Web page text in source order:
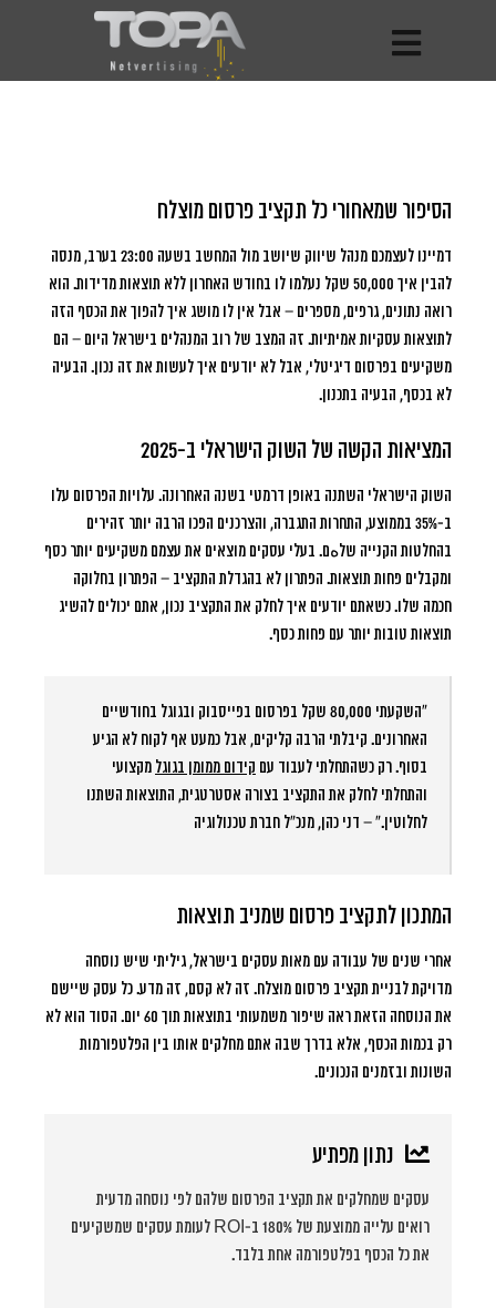
הסיפור שמאחורי כל תקציב פרסום מוצלח
דמיינו לעצמכם מנהל שיווק שיושב מול המחשב בשעה 23:00 בערב, מנסה
להבין איך 50,000 שקל נעלמו לו בחודש האחרון ללא תוצאות מדידות.
הוא
רואה נתונים, גרפים, מספרים – אבל אין לו מושג איך להפוך את הכסף הזה
לתוצאות עסקיות אמיתיות. זה המצב של רוב המנהלים בישראל היום – הם
משקיעים בפרסום דיגיטלי, אבל לא יודעים איך לעשות את זה נכון. הבעיה
לא בכסף, הבעיה בתכנון.
המציאות הקשה של השוק הישראלי ב-2025
השוק הישראלי השתנה באופן דרמטי בשנה האחרונה. עלויות הפרסום עלו
ב-35% בממוצע
, התחרות התגברה, והצרכנים הפכו הרבה יותר זהירים
בהחלטות הקנייה שלهם. בעלי עסקים מוצאים את עצמם משקיעים יותר כסף
ומקבלים פחות תוצאות. הפתרון לא בהגדלת התקציב – הפתרון בחלוקה
חכמה שלו. כשאתם יודעים איך לחלק את התקציב נכון, אתם יכולים להשיג
תוצאות טובות יותר עם פחות כסף.
“השקעתי 80,000 שקל בפרסום בפייסבוק ובגוגל בחודשיים
האחרונים. קיבלתי הרבה קליקים, אבל כמעט אף לקוח לא הגיע
בסוף. רק כשהתחלתי לעבוד עם קידום ממומן בגוגל מקצועי
והתחלתי לחלק את התקציב בצורה אסטרטגית, התוצאות השתנו
לחלוטין.” – דני כהן, מנכ”ל חברת טכנולוגיה
המתכון לתקציב פרסום שמניב תוצאות
אחרי שנים של עבודה עם מאות עסקים בישראל, גיליתי שיש נוסחה
מדויקת לבניית תקציב פרסום מוצלח. זה לא קסם, זה מדע. כל עסק שיישם
את הנוסחה הזאת ראה שיפור משמעותי בתוצאות תוך 60 יום. הסוד הוא לא
רק בכמות הכסף, אלא בדרך שבה אתם מחלקים אותו בין הפלטפורמות
השונות ובזמנים הנכונים.
נתון מפתיע
עסקים שמחלקים את תקציב הפרסום שלהם לפי נוסחה מדעית
רואים עלייה ממוצעת של 180% ב-ROI לעומת עסקים שמשקיעים
את כל הכסף בפלטפורמה אחת בלבד.